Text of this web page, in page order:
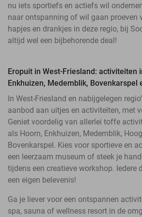
nu iets sportiefs en actiefs wil
naar ontspanning of wil gaan proeven
hapjes en drankjes in deze regio, bij
altijd wel een bijbehorende deal!
Eropuit in West-Friesland: activiteiten
Enkhuizen, Medemblik, Bovenkarspel
In West-Friesland en nabijgelegen
aanbod aan uitjes en activiteiten, met
Geniet voordelig van allerlei toffe
als Hoorn, Enkhuizen, Medemblik,
Bovenkarspel. Kies voor sportieve en
een leerzaam museum of steek je
tijdens een creatieve workshop. Iedere
een eigen belevenis!
Ga je liever voor een ontspannen
spa, sauna of wellness resort in de